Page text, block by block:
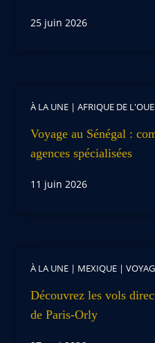
25 juin 2026
À LA UNE | AFRIQUE DE
Voyage au Sénégal :
agences spécialisées
11 juin 2026
À LA UNE | MEXIQUE |
Découvrez les vols
de Paris-Orly